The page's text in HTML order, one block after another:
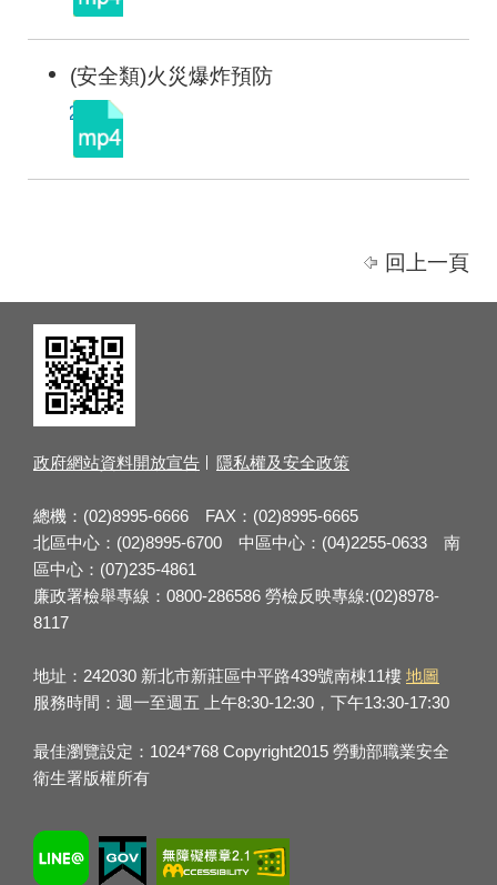
(安全類)火災爆炸預防
回上一頁
政府網站資料開放宣告 隱私權及安全政策
總機：(02)8995-6666 FAX：(02)8995-6665
北區中心：(02)8995-6700 中區中心：(04)2255-0633 南
區中心：(07)235-4861
廉政署檢舉專線：0800-286586 勞檢反映專線:(02)8978-
8117
地址：242030 新北市新莊區中平路439號南棟11樓 地圖
服務時間：週一至週五 上午8:30-12:30，下午13:30-17:30
最佳瀏覽設定：1024*768 Copyright2015 勞動部職業安全
衛生署版權所有